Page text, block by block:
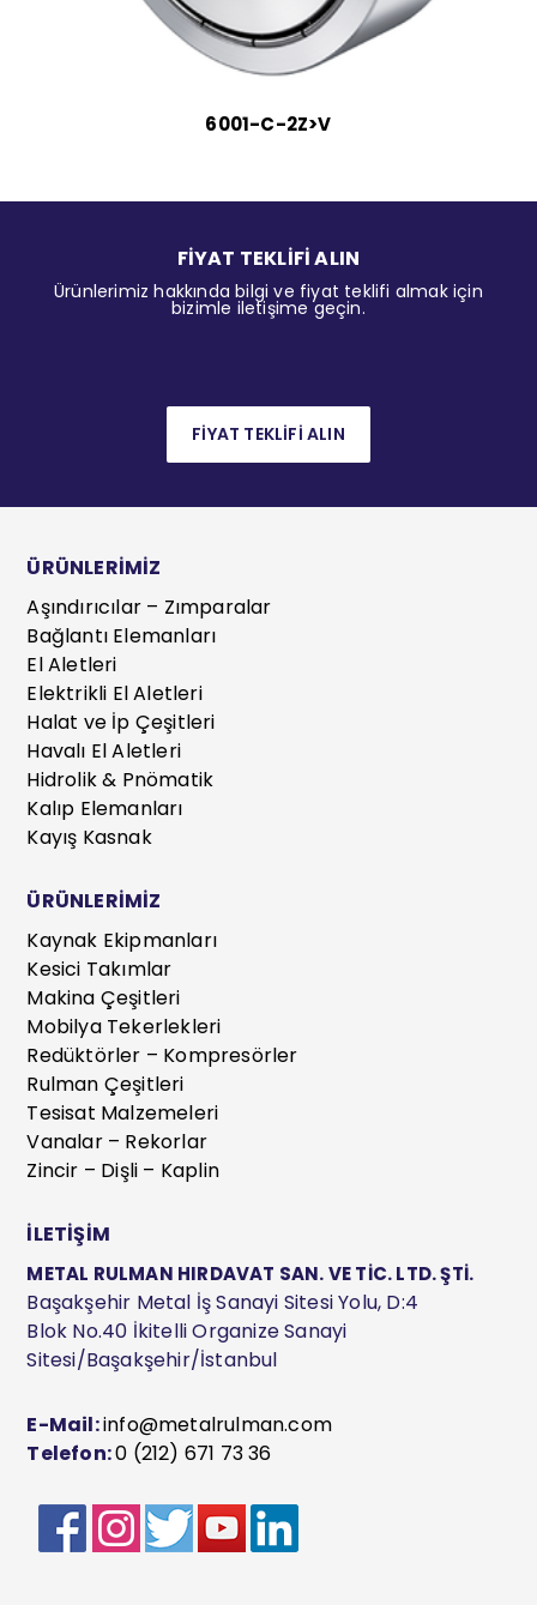
6001-C-2Z>V
FİYAT TEKLİFİ ALIN
Ürünlerimiz hakkında bilgi ve fiyat teklifi almak için
bizimle iletişime geçin.
FİYAT TEKLİFİ ALIN
ÜRÜNLERİMİZ
Aşındırıcılar – Zımparalar
Bağlantı Elemanları
El Aletleri
Elektrikli El Aletleri
Halat ve İp Çeşitleri
Havalı El Aletleri
Hidrolik & Pnömatik
Kalıp Elemanları
Kayış Kasnak
ÜRÜNLERİMİZ
Kaynak Ekipmanları
Kesici Takımlar
Makina Çeşitleri
Mobilya Tekerlekleri
Redüktörler – Kompresörler
Rulman Çeşitleri
Tesisat Malzemeleri
Vanalar – Rekorlar
Zincir – Dişli – Kaplin
İLETİŞİM
METAL RULMAN HIRDAVAT SAN. VE TİC. LTD. ŞTİ.
Başakşehir Metal İş Sanayi Sitesi Yolu, D:4
Blok No.40 İkitelli Organize Sanayi
Sitesi/Başakşehir/İstanbul
E-Mail:info@metalrulman.com
Telefon:0 (212) 671 73 36